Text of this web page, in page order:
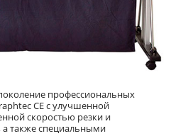
профессиональных
CE с улучшенной
скоростью резки и
также специальными